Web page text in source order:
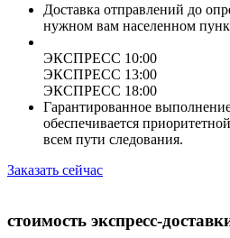
Доставка отправлений до
нужном вам населенном
ЭКСПРЕСС 10:00
ЭКСПРЕСС 13:00
ЭКСПРЕСС 18:00
Гарантированное
обеспечивается
всем пути следования.
Заказать сейчас
стоимость экспресс-